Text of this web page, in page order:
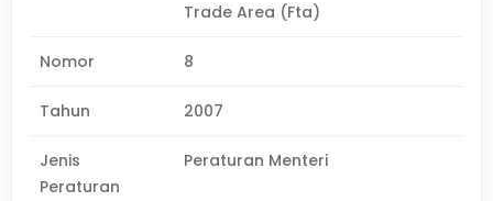
Trade Area (Fta)
Nomor 8
Tahun 2007
Jenis
Peraturan
Peraturan Menteri